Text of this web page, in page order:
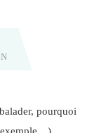
pourquoi
exemple…)